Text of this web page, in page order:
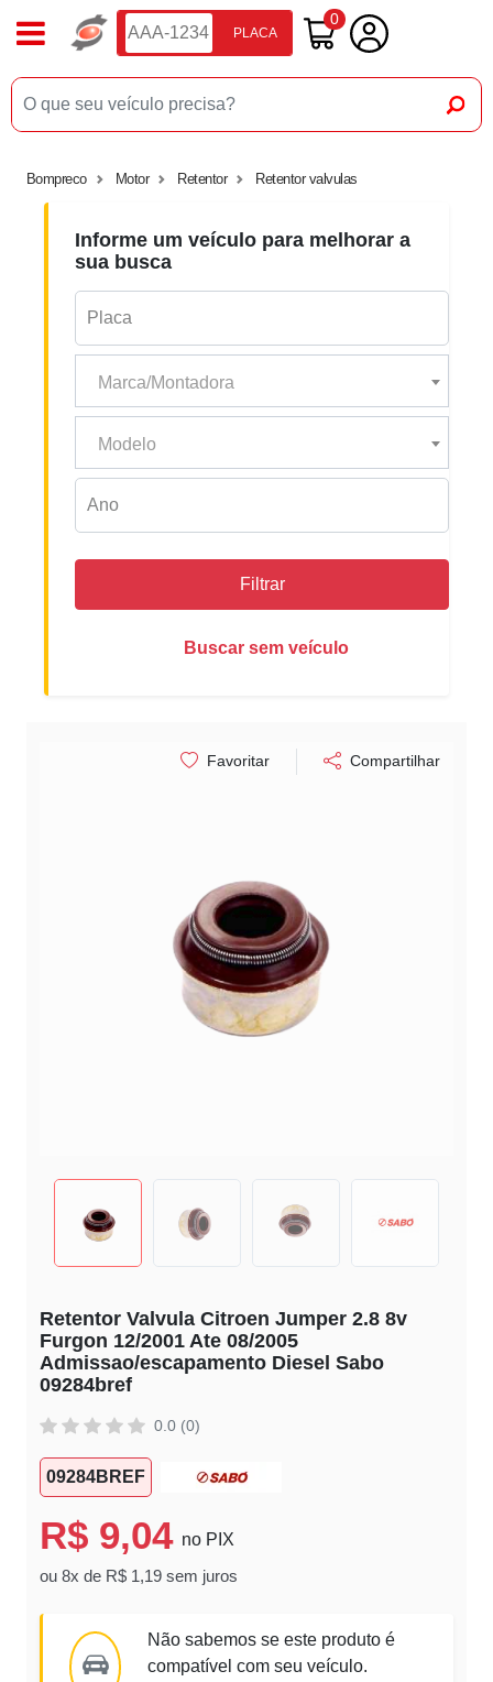
PLACA
0
Bompreco Motor Retentor Retentor valvulas
Informe um veículo para melhorar a
sua busca
Marca/Montadora
Modelo
Filtrar
Buscar sem veículo
Favoritar Compartilhar
Retentor Valvula Citroen Jumper 2.8 8v
Furgon 12/2001 Ate 08/2005
Admissao/escapamento Diesel Sabo
09284bref
0.0 (0)
09284BREF
R$ 9,04 no PIX
ou 8x de R$ 1,19 sem juros
Não sabemos se este produto é
compatível com seu veículo.